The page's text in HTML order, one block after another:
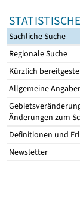
Sachliche Suche
Regionale Suche
Kürzlich
Allgemeine
Änderungen zum
Definitionen und
Newsletter